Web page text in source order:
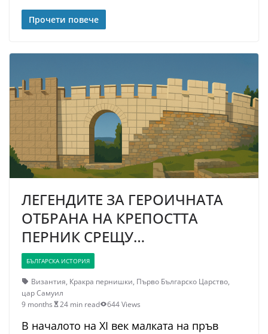
Прочети повече
ЛЕГЕНДИТЕ ЗА ГЕРОИЧНАТА
ОТБРАНА НА КРЕПОСТТА
ПЕРНИК СРЕЩУ…
БЪЛГАРСКА ИСТОРИЯ
Византия, Кракра пернишки, Първо Българско Царство,
цар Самуил
9 months
24 min read 644 Views
В началото на XI век малката на пръв